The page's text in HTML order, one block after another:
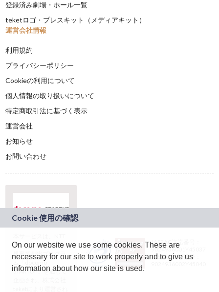
登録済み劇場・ホール一覧
teketロゴ・プレスキット（メディアキット）
運営会社情報
利用規約
プライバシーポリシー
Cookieの利用について
個人情報の取り扱いについて
特定商取引法に基づく表示
運営会社
お知らせ
お問い合わせ
ドコモグループの新
規事業創出プログラ
ム「docomo
STARTUP」を通じて
JASRAC許諾番号：
9024936001Y45037
JASRAC許諾番号：
On our website we use some cookies. These are
necessary for our site to work properly and to give us
information about how our site is used.